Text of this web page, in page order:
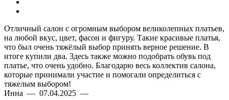
Отличный салон с огромным выбором великолепных платьев,
на любой вкус, цвет, фасон и фигуру. Такие красивые платья,
что был очень тяжёлый выбор принять верное решение. В
итоге купили два. Здесь также можно подобрать обувь под
платье, что очень удобно. Благодарю весь коллектив салона,
которые принимали участие и помогали определиться с
тяжелым выбором!
Инна — 07.04.2025 —